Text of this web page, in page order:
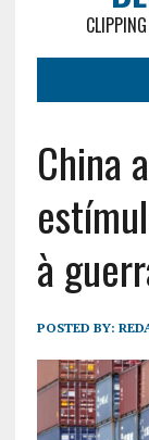
China
à
POSTED BY: